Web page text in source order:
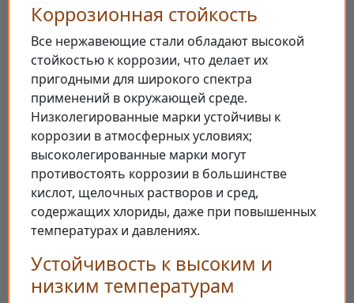
Коррозионная стойкость
Все нержавеющие стали обладают высокой
стойкостью к коррозии, что делает их
пригодными для широкого спектра
применений в окружающей среде.
Низколегированные марки устойчивы к
коррозии в атмосферных условиях;
высоколегированные марки могут
противостоять коррозии в большинстве
кислот, щелочных растворов и сред,
содержащих хлориды, даже при повышенных
температурах и давлениях.
Устойчивость к высоким и
низким температурам